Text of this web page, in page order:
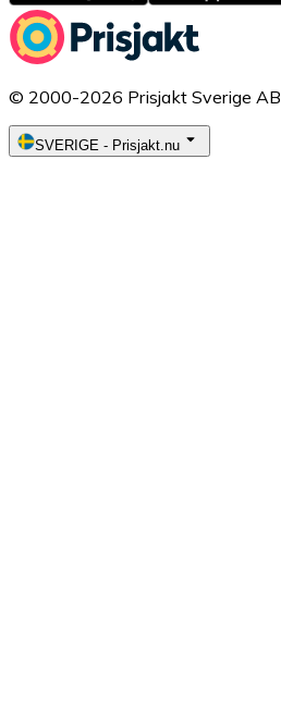
© 2000-2026 Prisjakt Sverige AB
SVERIGE - Prisjakt.nu